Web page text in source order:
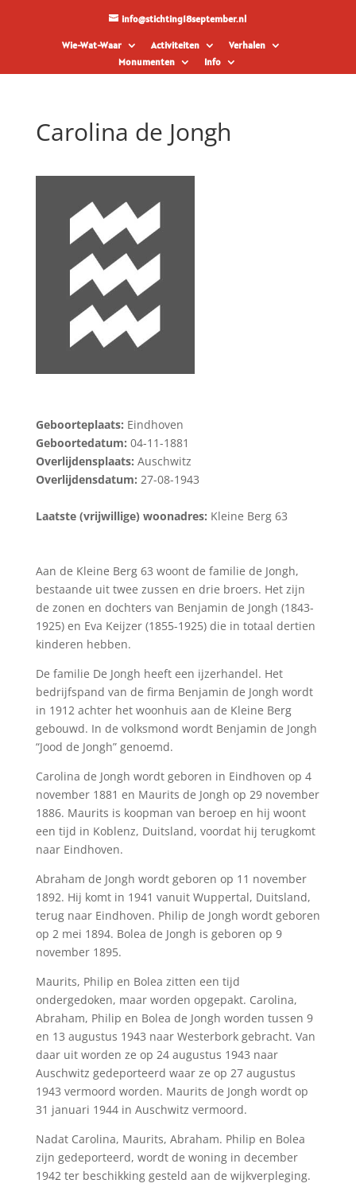
info@stichting18september.nl
Wie-Wat-Waar Activiteiten
Verhalen
Monumenten
Info
Carolina de Jongh
Geboorteplaats: Eindhoven
Geboortedatum: 04-11-1881
Overlijdensplaats: Auschwitz
Overlijdensdatum: 27-08-1943
Laatste (vrijwillige) woonadres: Kleine Berg 63
Aan de Kleine Berg 63 woont de familie de Jongh,
bestaande uit twee zussen en drie broers. Het zijn
de zonen en dochters van Benjamin de Jongh (1843-
1925) en Eva Keijzer (1855-1925) die in totaal dertien
kinderen hebben.
De familie De Jongh heeft een ijzerhandel. Het
bedrijfspand van de firma Benjamin de Jongh wordt
in 1912 achter het woonhuis aan de Kleine Berg
gebouwd. In de volksmond wordt Benjamin de Jongh
“Jood de Jongh” genoemd.
Carolina de Jongh wordt geboren in Eindhoven op 4
november 1881 en Maurits de Jongh op 29 november
1886. Maurits is koopman van beroep en hij woont
een tijd in Koblenz, Duitsland, voordat hij terugkomt
naar Eindhoven.
Abraham de Jongh wordt geboren op 11 november
1892. Hij komt in 1941 vanuit Wuppertal, Duitsland,
terug naar Eindhoven. Philip de Jongh wordt geboren
op 2 mei 1894. Bolea de Jongh is geboren op 9
november 1895.
Maurits, Philip en Bolea zitten een tijd
ondergedoken, maar worden opgepakt. Carolina,
Abraham, Philip en Bolea de Jongh worden tussen 9
en 13 augustus 1943 naar Westerbork gebracht. Van
daar uit worden ze op 24 augustus 1943 naar
Auschwitz gedeporteerd waar ze op 27 augustus
1943 vermoord worden. Maurits de Jongh wordt op
31 januari 1944 in Auschwitz vermoord.
Nadat Carolina, Maurits, Abraham. Philip en Bolea
zijn gedeporteerd, wordt de woning in december
1942 ter beschikking gesteld aan de wijkverpleging.